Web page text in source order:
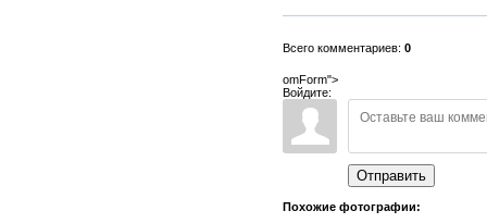
Всего комментариев: 0
omForm">
Войдите:
Отправить
Похожие фотографии: